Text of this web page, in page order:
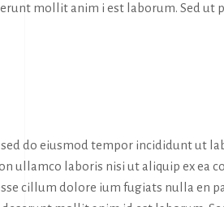
mollit anim i est laborum. Sed ut
do eiusmod tempor incididunt ut
ullamco laboris nisi ut aliquip ex ea
cillum dolore ium fugiats nulla en